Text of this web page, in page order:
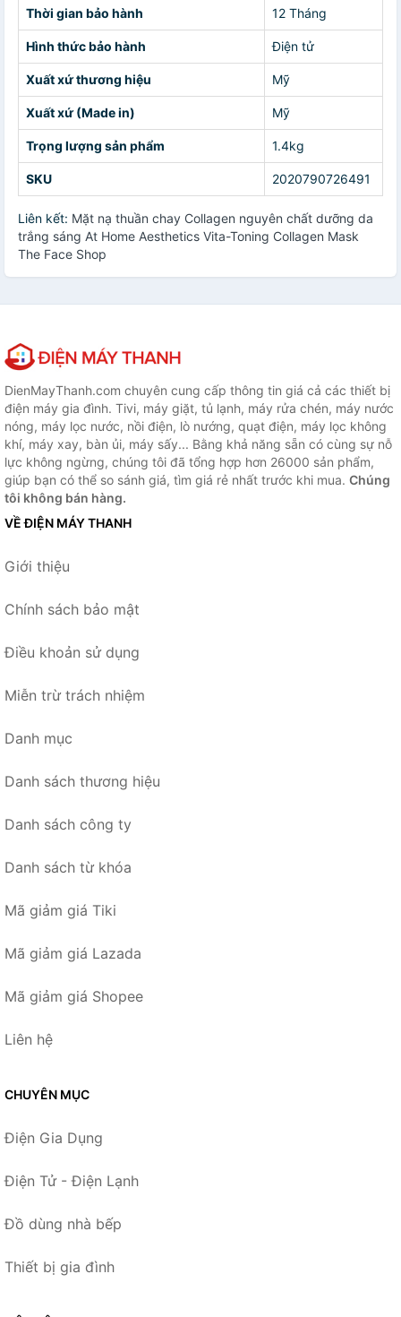
Thời gian bảo hành 12 Tháng
Hình thức bảo hành Điện tử
Xuất xứ thương hiệu Mỹ
Xuất xứ (Made in) Mỹ
Trọng lượng sản phẩm 1.4kg
SKU 2020790726491
Liên kết: Mặt nạ thuần chay Collagen nguyên chất dưỡng da
trắng sáng At Home Aesthetics Vita-Toning Collagen Mask
The Face Shop
DienMayThanh.com chuyên cung cấp thông tin giá cả các thiết bị
điện máy gia đình. Tivi, máy giặt, tủ lạnh, máy rửa chén, máy nước
nóng, máy lọc nước, nồi điện, lò nướng, quạt điện, máy lọc không
khí, máy xay, bàn ủi, máy sấy... Bằng khả năng sẵn có cùng sự nỗ
lực không ngừng, chúng tôi đã tổng hợp hơn 26000 sản phẩm,
giúp bạn có thể so sánh giá, tìm giá rẻ nhất trước khi mua. Chúng
tôi không bán hàng.
VỀ ĐIỆN MÁY THANH
Giới thiệu
Chính sách bảo mật
Điều khoản sử dụng
Miễn trừ trách nhiệm
Danh mục
Danh sách thương hiệu
Danh sách công ty
Danh sách từ khóa
Mã giảm giá Tiki
Mã giảm giá Lazada
Mã giảm giá Shopee
Liên hệ
CHUYÊN MỤC
Điện Gia Dụng
Điện Tử - Điện Lạnh
Đồ dùng nhà bếp
Thiết bị gia đình